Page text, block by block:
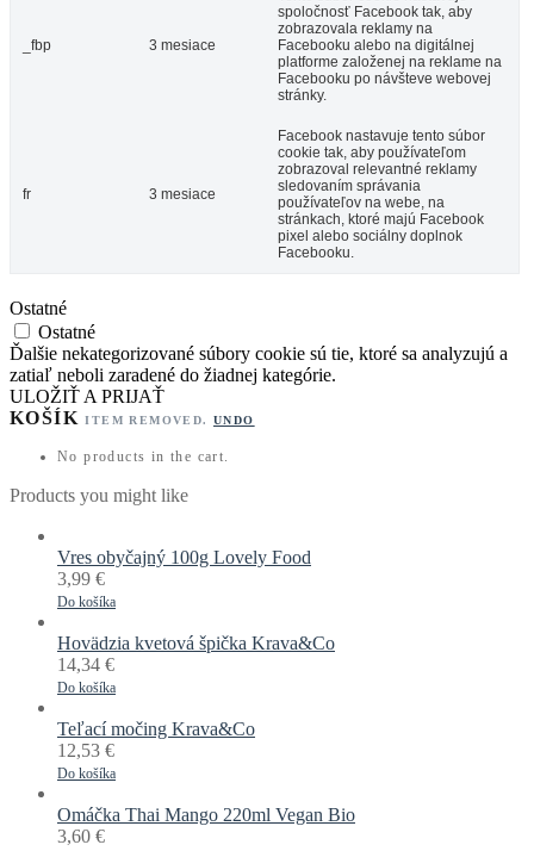
_fbp 3 mesiace
spoločnosť Facebook tak, aby
zobrazovala reklamy na
Facebooku alebo na digitálnej
platforme založenej na reklame na
Facebooku po návšteve webovej
stránky.
fr 3 mesiace
Facebook nastavuje tento súbor
cookie tak, aby používateľom
zobrazoval relevantné reklamy
sledovaním správania
používateľov na webe, na
stránkach, ktoré majú Facebook
pixel alebo sociálny doplnok
Facebooku.
Ostatné
Ostatné
Ďalšie nekategorizované súbory cookie sú tie, ktoré sa analyzujú a
zatiaľ neboli zaradené do žiadnej kategórie.
ULOŽIŤ A PRIJAŤ
KOŠÍKITEM REMOVED.UNDO
No products in the cart.
Products you might like
Vres obyčajný 100g Lovely Food
3,99 €
Do košíka
Hovädzia kvetová špička Krava&Co
14,34 €
Do košíka
Teľací močing Krava&Co
12,53 €
Do košíka
Omáčka Thai Mango 220ml Vegan Bio
3,60 €